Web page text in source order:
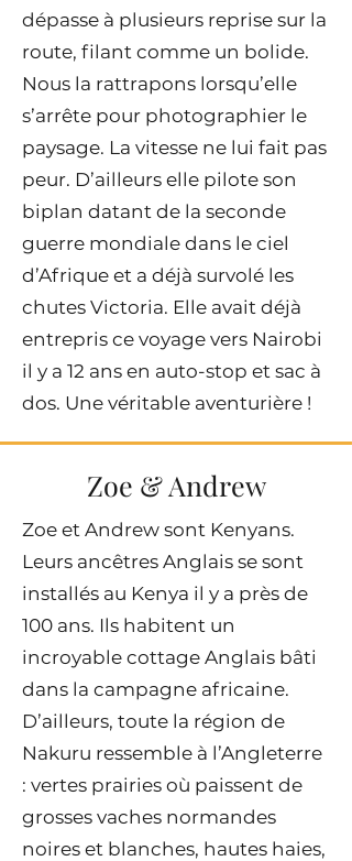
Zoe & Andrew
Zoe et Andrew sont Kenyans.
Leurs ancêtres Anglais se sont
installés au Kenya il y a près de
100 ans. Ils habitent un
incroyable cottage Anglais bâti
dans la campagne africaine.
D’ailleurs, toute la région de
Nakuru ressemble à l’Angleterre
: vertes prairies où paissent de
grosses vaches normandes
noires et blanches, hautes haies,
dépasse à plusieurs reprise sur la
route, filant comme un bolide.
Nous la rattrapons lorsqu’elle
s’arrête pour photographier le
paysage. La vitesse ne lui fait pas
peur. D’ailleurs elle pilote son
biplan datant de la seconde
guerre mondiale dans le ciel
d’Afrique et a déjà survolé les
chutes Victoria. Elle avait déjà
entrepris ce voyage vers Nairobi
il y a 12 ans en auto-stop et sac à
dos. Une véritable aventurière !